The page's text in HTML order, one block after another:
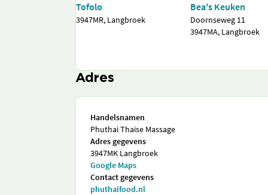
Tofolo
3947MR, Langbroek
Bea's Keuken
Doornseweg 11
3947MA, Langbroek
Adres
Handelsnamen
Phuthai Thaise Massage
Adres gegevens
3947MK Langbroek
Google Maps
Contact gegevens
phuthaifood.nl